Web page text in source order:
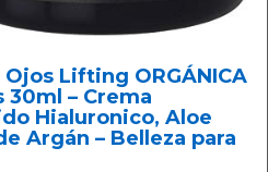
Lifting ORGÁNICA
30ml – Crema
Hialuronico, Aloe
Argán – Belleza para